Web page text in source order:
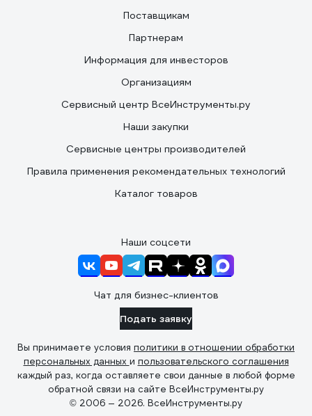
Поставщикам
Партнерам
Информация для инвесторов
Организациям
Сервисный центр ВсеИнструменты.ру
Наши закупки
Сервисные центры производителей
Правила применения рекомендательных технологий
Каталог товаров
Наши соцсети
Чат для бизнес-клиентов
Подать заявку
Вы принимаете условия политики в отношении обработки
персональных данных и пользовательского соглашения
каждый раз, когда оставляете свои данные в любой форме
обратной связи на сайте ВсеИнструменты.ру
© 2006 — 2026. ВсеИнструменты.ру